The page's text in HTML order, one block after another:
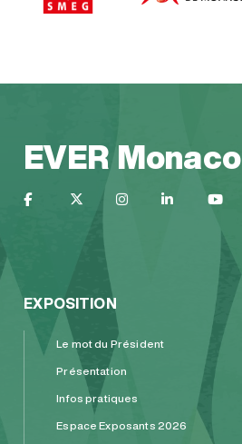
EVER Monaco
EXPOSITION
Le mot du Président
Présentation
Infos pratiques
Espace Exposants 2026